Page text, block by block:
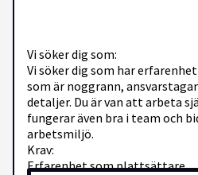
Vi söker dig som:
Vi söker dig som har
som är noggrann,
detaljer. Du är van att arbeta
fungerar även bra i team och
arbetsmiljö.
Krav:
Erfarenhet som plattsättare